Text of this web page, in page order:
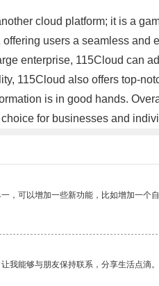
cloud platform; it is a
users a seamless and
enterprise, 115Cloud can
115Cloud also offers top-
is in good hands.
for businesses and
，可以增加一些新功能，比如增加一个自
我能够与朋友保持联系，分享生活点滴。